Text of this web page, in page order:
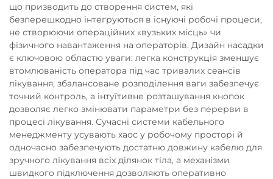
що призводить до створення систем, які
безперешкодно інтегруються в існуючі робочі процеси,
не створюючи операційних «вузьких місць» чи
фізичного навантаження на операторів. Дизайн насадки
є ключовою областю уваги: легка конструкція зменшує
втомлюваність оператора під час тривалих сеансів
лікування, збалансоване розподілення ваги забезпечує
точний контроль, а інтуїтивне розташування кнопок
дозволяє легко змінювати параметри без перерви в
процесі лікування. Сучасні системи кабельного
менеджменту усувають хаос у робочому просторі й
одночасно забезпечують достатню довжину кабелю для
зручного лікування всіх ділянок тіла, а механізми
швидкого підключення дозволяють оперативно